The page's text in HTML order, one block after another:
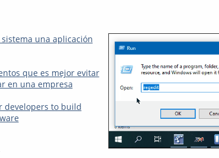
una aplicación
que es mejor evitar
en una empresa
developers to build